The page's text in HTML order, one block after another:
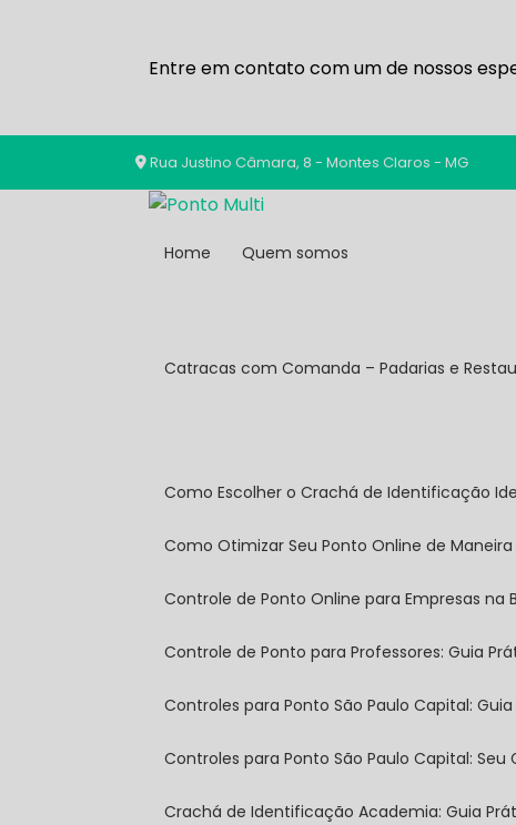
Entre em contato com um de nossos
Rua Justino Câmara, 8 - Montes Claros - MG
Home Quem somos
Catracas com Comanda – Padarias e
Como Escolher o Crachá de Identificação
Como Otimizar Seu Ponto Online de
Controle de Ponto Online para Empresas
Controle de Ponto para Professores: Guia
Controles para Ponto São Paulo Capital:
Controles para Ponto São Paulo Capital: Seu
Crachá de Identificação Academia: Guia